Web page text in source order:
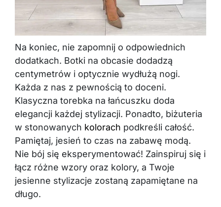
Na koniec, nie zapomnij o odpowiednich
dodatkach. Botki na obcasie dodadzą
centymetrów i optycznie wydłużą nogi.
Każda z nas z pewnością to doceni.
Klasyczna torebka na łańcuszku doda
elegancji każdej stylizacji. Ponadto, biżuteria
w stonowanych kolorach podkreśli całość.
Pamiętaj, jesień to czas na zabawę modą.
Nie bój się eksperymentować! Zainspiruj się i
łącz różne wzory oraz kolory, a Twoje
jesienne stylizacje zostaną zapamiętane na
długo.